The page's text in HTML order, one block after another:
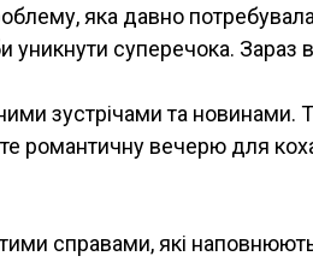
яка давно
уникнути суперечока. Зараз
зустрічами та новинами.
романтичну вечерю для
справами, які